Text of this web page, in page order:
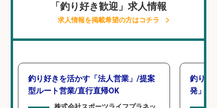
「釣り好き歓迎」求人情報
求人情報を掲載希望の方はコチラ
釣り好きを活かす「法人営業」/提案
型ルート営業/直行直帰OK
釣り好
発」/